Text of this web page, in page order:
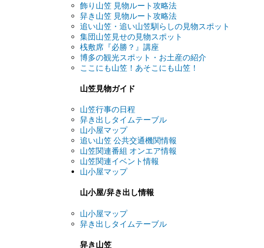
飾り山笠 見物ルート攻略法
舁き山笠 見物ルート攻略法
追い山笠・追い山笠馴らしの見物スポット
集団山笠見せの見物スポット
桟敷席『必勝？』講座
博多の観光スポット・お土産の紹介
ここにも山笠！あそこにも山笠！
山笠見物ガイド
山笠行事の日程
舁き出しタイムテーブル
山小屋マップ
追い山笠 公共交通機関情報
山笠関連番組 オンエア情報
山笠関連イベント情報
山小屋マップ
山小屋/舁き出し情報
山小屋マップ
舁き出しタイムテーブル
舁き山笠